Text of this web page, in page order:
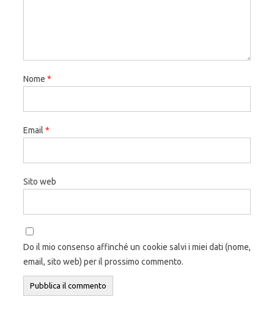
Nome *
Email *
Sito web
Do il mio consenso affinché un cookie salvi i miei dati (nome,
email, sito web) per il prossimo commento.